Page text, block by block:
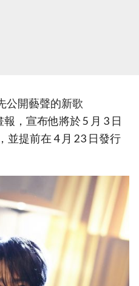
公開藝聲的新歌
報，宣布他將於 5 月 3 日
並提前在 4 月 23 日發行